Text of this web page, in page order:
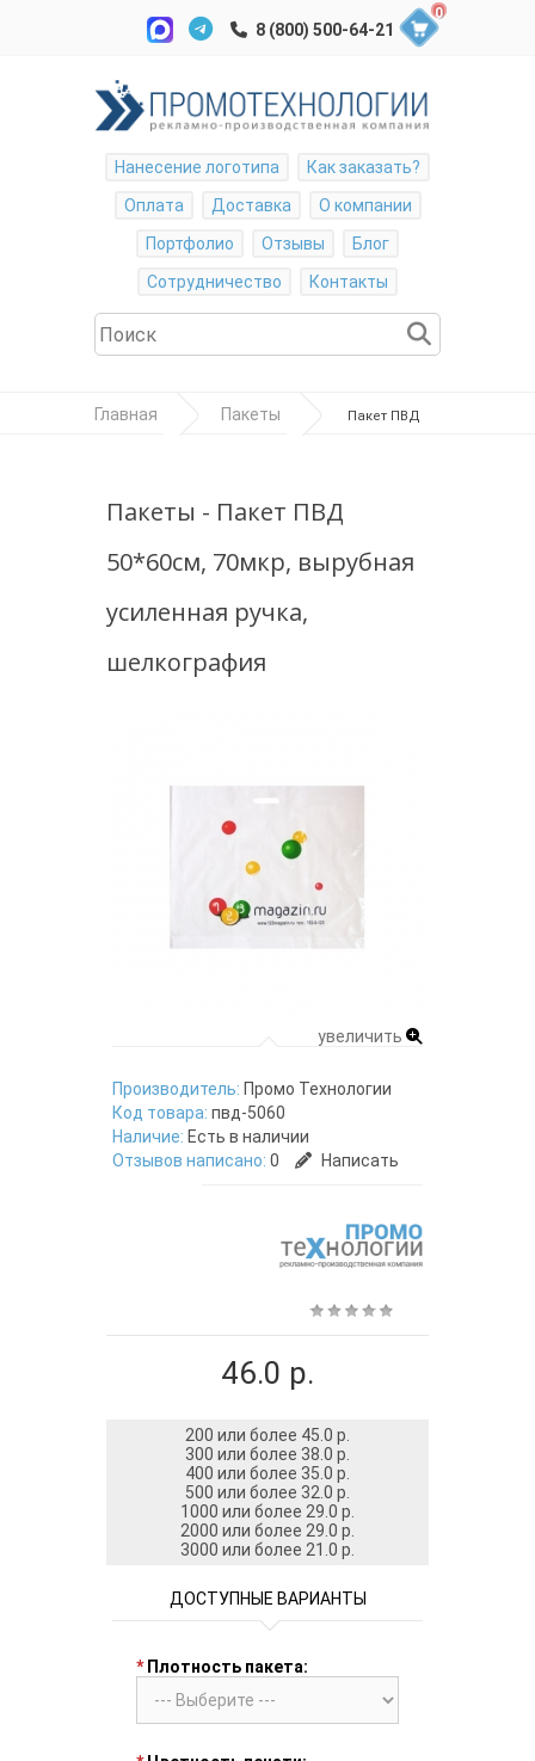
0
Нанесение логотипа
Как заказать?
Оплата
Доставка
О компании
Портфолио
Отзывы
Блог
Сотрудничество
Контакты
Главная Пакеты Пакет ПВД
шелкография
Пакеты - Пакет ПВД
50*60см, 70мкр, вырубная
усиленная ручка,
шелкография
увеличить
Производитель: Промо Технологии
Код товара: пвд-5060
Наличие: Есть в наличии
Отзывов написано: 0 Написать
46.0 р.
200 или более 45.0 р.
300 или более 38.0 р.
400 или более 35.0 р.
500 или более 32.0 р.
1000 или более 29.0 р.
2000 или более 29.0 р.
3000 или более 21.0 р.
ДОСТУПНЫЕ ВАРИАНТЫ
* Плотность пакета: